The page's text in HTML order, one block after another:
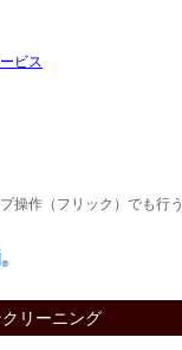
ビス
操作（フリック）でも行
クリーニング